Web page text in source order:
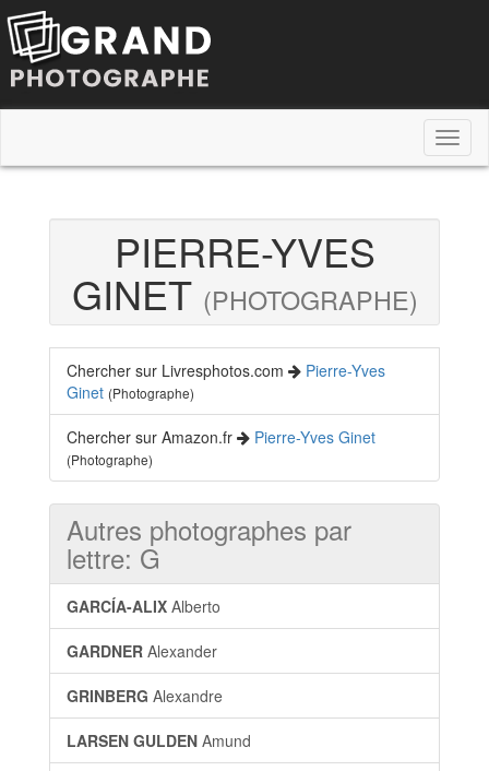
PIERRE-YVES
GINET (PHOTOGRAPHE)
Chercher sur Livresphotos.com
Pierre-Yves
Ginet (Photographe)
Chercher sur Amazon.fr Pierre-Yves Ginet
(Photographe)
Autres photographes par
lettre: G
GARCÍA-ALIX Alberto
GARDNER Alexander
GRINBERG Alexandre
LARSEN GULDEN Amund